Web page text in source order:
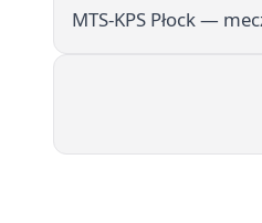
MTS‑KPS Płock —